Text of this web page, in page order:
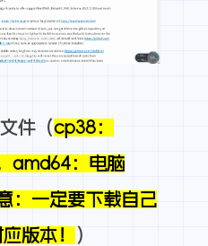
件（cp38：
amd64：电脑
：一定要下载自己
版本！
）